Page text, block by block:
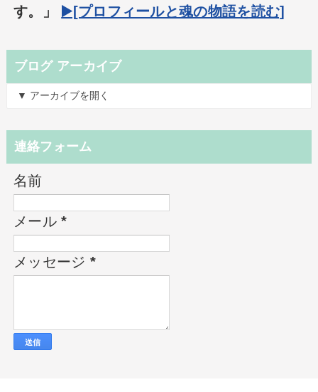
す。」
▶️[プロフィールと魂の物語を読む]
ブログ アーカイブ
▼ アーカイブを開く
連絡フォーム
名前
メール*
メッセージ *